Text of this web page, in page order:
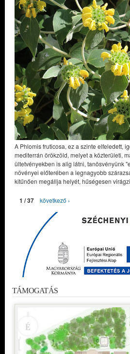
A Phlomis fruticosa, ez a szinte elfeledett,
mediterrán örökzöld, melyet a közterületi,
ültetvényekben is alig látni, tanösvényünk
növényei előterében a legnagyobb
kitűnően megállja helyét, hűségesen
1 / 37 következő ›
TÁMOGATÁS